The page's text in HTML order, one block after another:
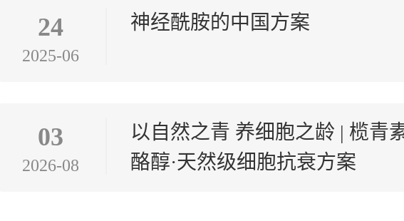
24
2025-06
神经酰胺的中国方案
03
2026-08
以自然之青 养细胞之龄 | 榄青
酪醇·天然级细胞抗衰方案